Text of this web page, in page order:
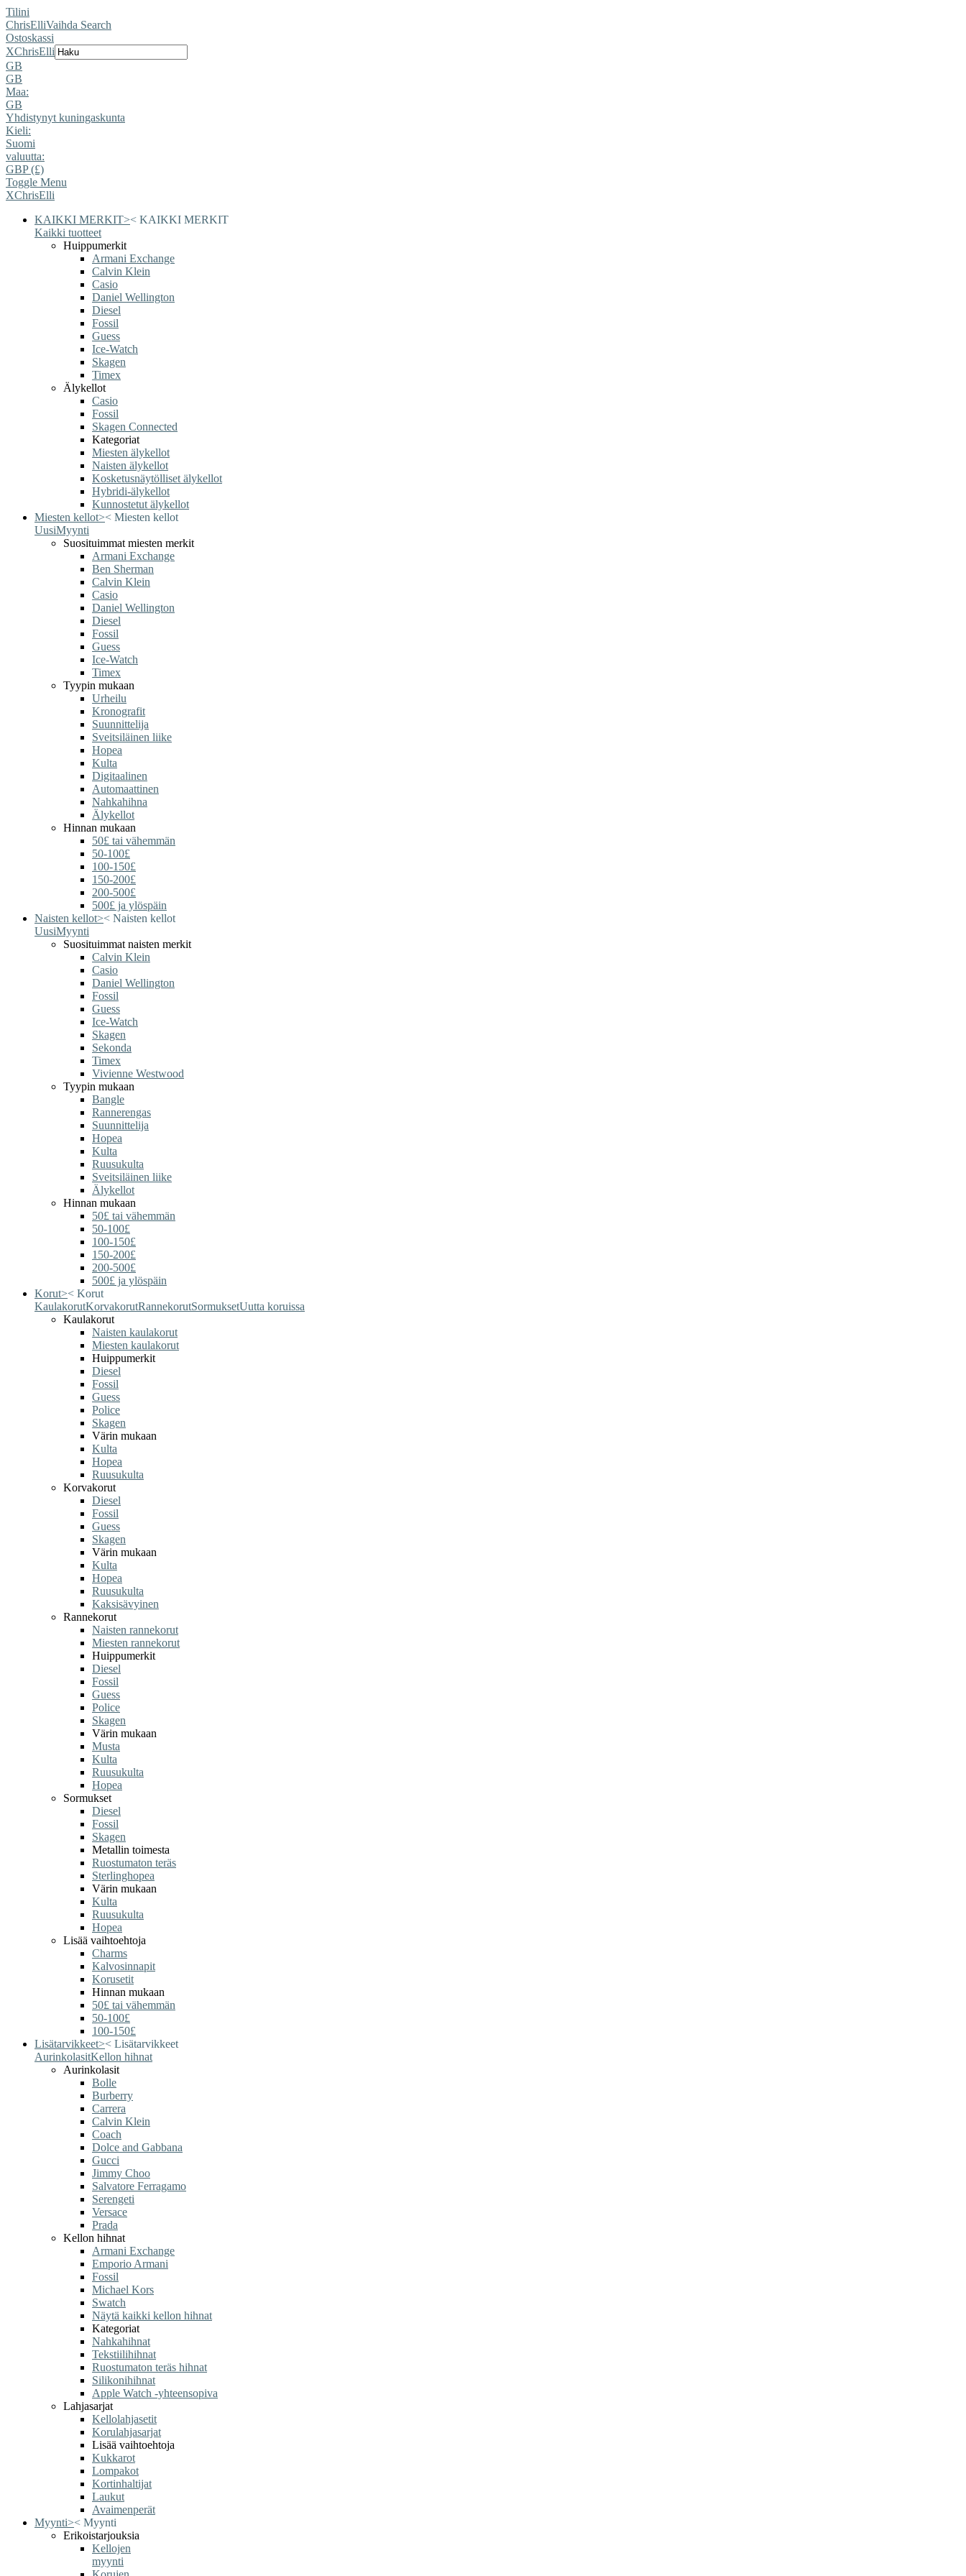
Tilini
ChrisElliVaihda Search
Ostoskassi
XChrisElli
GB
GB
Maa:
GB
Yhdistynyt kuningaskunta
Kieli:
Suomi
valuutta:
GBP (£)
Toggle Menu
XChrisElli
KAIKKI MERKIT>< KAIKKI MERKIT
Kaikki tuotteet
Huippumerkit
Armani Exchange
Calvin Klein
Casio
Daniel Wellington
Diesel
Fossil
Guess
Ice-Watch
Skagen
Timex
Älykellot
Casio
Fossil
Skagen Connected
Kategoriat
Miesten älykellot
Naisten älykellot
Kosketusnäytölliset älykellot
Hybridi-älykellot
Kunnostetut älykellot
Miesten kellot>< Miesten kellot
UusiMyynti
Suosituimmat miesten merkit
Armani Exchange
Ben Sherman
Calvin Klein
Casio
Daniel Wellington
Diesel
Fossil
Guess
Ice-Watch
Timex
Tyypin mukaan
Urheilu
Kronografit
Suunnittelija
Sveitsiläinen liike
Hopea
Kulta
Digitaalinen
Automaattinen
Nahkahihna
Älykellot
Hinnan mukaan
50£ tai vähemmän
50-100£
100-150£
150-200£
200-500£
500£ ja ylöspäin
Naisten kellot>< Naisten kellot
UusiMyynti
Suosituimmat naisten merkit
Calvin Klein
Casio
Daniel Wellington
Fossil
Guess
Ice-Watch
Skagen
Sekonda
Timex
Vivienne Westwood
Tyypin mukaan
Bangle
Rannerengas
Suunnittelija
Hopea
Kulta
Ruusukulta
Sveitsiläinen liike
Älykellot
Hinnan mukaan
50£ tai vähemmän
50-100£
100-150£
150-200£
200-500£
500£ ja ylöspäin
Korut>< Korut
KaulakorutKorvakorutRannekorutSormuksetUutta koruissa
Kaulakorut
Naisten kaulakorut
Miesten kaulakorut
Huippumerkit
Diesel
Fossil
Guess
Police
Skagen
Värin mukaan
Kulta
Hopea
Ruusukulta
Korvakorut
Diesel
Fossil
Guess
Skagen
Värin mukaan
Kulta
Hopea
Ruusukulta
Kaksisävyinen
Rannekorut
Naisten rannekorut
Miesten rannekorut
Huippumerkit
Diesel
Fossil
Guess
Police
Skagen
Värin mukaan
Musta
Kulta
Ruusukulta
Hopea
Sormukset
Diesel
Fossil
Skagen
Metallin toimesta
Ruostumaton teräs
Sterlinghopea
Värin mukaan
Kulta
Ruusukulta
Hopea
Lisää vaihtoehtoja
Charms
Kalvosinnapit
Korusetit
Hinnan mukaan
50£ tai vähemmän
50-100£
100-150£
Lisätarvikkeet>< Lisätarvikkeet
AurinkolasitKellon hihnat
Aurinkolasit
Bolle
Burberry
Carrera
Calvin Klein
Coach
Dolce and Gabbana
Gucci
Jimmy Choo
Salvatore Ferragamo
Serengeti
Versace
Prada
Kellon hihnat
Armani Exchange
Emporio Armani
Fossil
Michael Kors
Swatch
Näytä kaikki kellon hihnat
Kategoriat
Nahkahihnat
Tekstiilihihnat
Ruostumaton teräs hihnat
Silikonihihnat
Apple Watch -yhteensopiva
Lahjasarjat
Kellolahjasetit
Korulahjasarjat
Lisää vaihtoehtoja
Kukkarot
Lompakot
Kortinhaltijat
Laukut
Avaimenperät
Myynti>< Myynti
Erikoistarjouksia
Kellojen
myynti